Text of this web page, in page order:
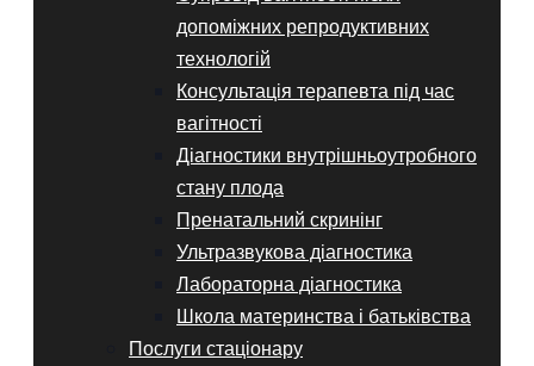
допоміжних репродуктивних
технологій
Консультація терапевта під час
вагітності
Діагностики внутрішньоутробного
стану плода
Пренатальний скринінг
Ультразвукова діагностика
Лабораторна діагностика
Школа материнства і батьківства
Послуги стаціонару